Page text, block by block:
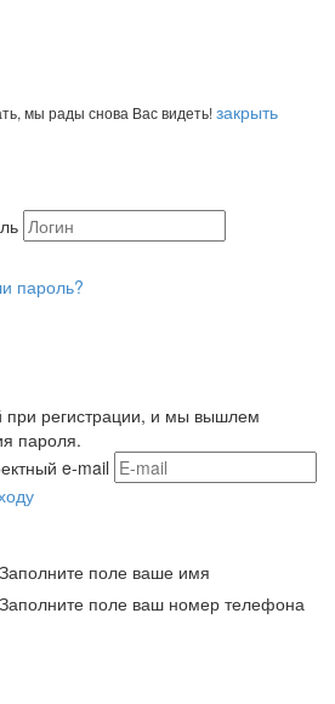
мы рады снова Вас видеть!закрыть
пароль?
при регистрации, и мы вышлем
пароля.
e-mail
Заполните поле ваше имя
Заполните поле ваш номер телефона